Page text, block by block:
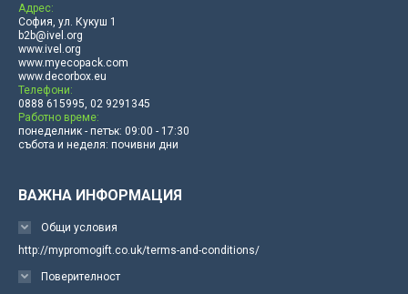
Адрес:
София, ул. Кукуш 1
b2b@ivel.org
www.ivel.org
www.myecopack.com
www.decorbox.eu
Телефони:
0888 615995, 02 9291345
Работно време:
понеделник - петък: 09:00 - 17:30
събота и неделя: почивни дни
ВАЖНА ИНФОРМАЦИЯ
Общи условия
http://mypromogift.co.uk/terms-and-conditions/
Поверителност